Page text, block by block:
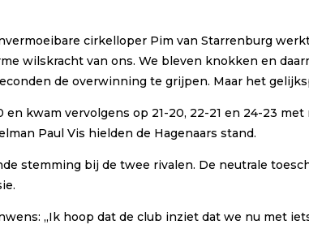
cirkelloper Pim van Starrenburg
wilskracht van ons. We bleven knokken en
de overwinning te grijpen. Maar het
kwam vervolgens op 21-20, 22-21 en 24-23
Paul Vis hielden de Hagenaars stand.
stemming bij de twee rivalen. De neutrale
,,Ik hoop dat de club inziet dat we nu met